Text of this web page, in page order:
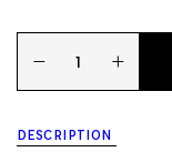
de
-
lange
− +
DESCRIPTION